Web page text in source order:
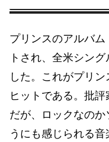
プリンスのアルバ
トされ、全米シン
した。これがプリ
ヒットである。批
だが、ロックなの
うにも感じられる